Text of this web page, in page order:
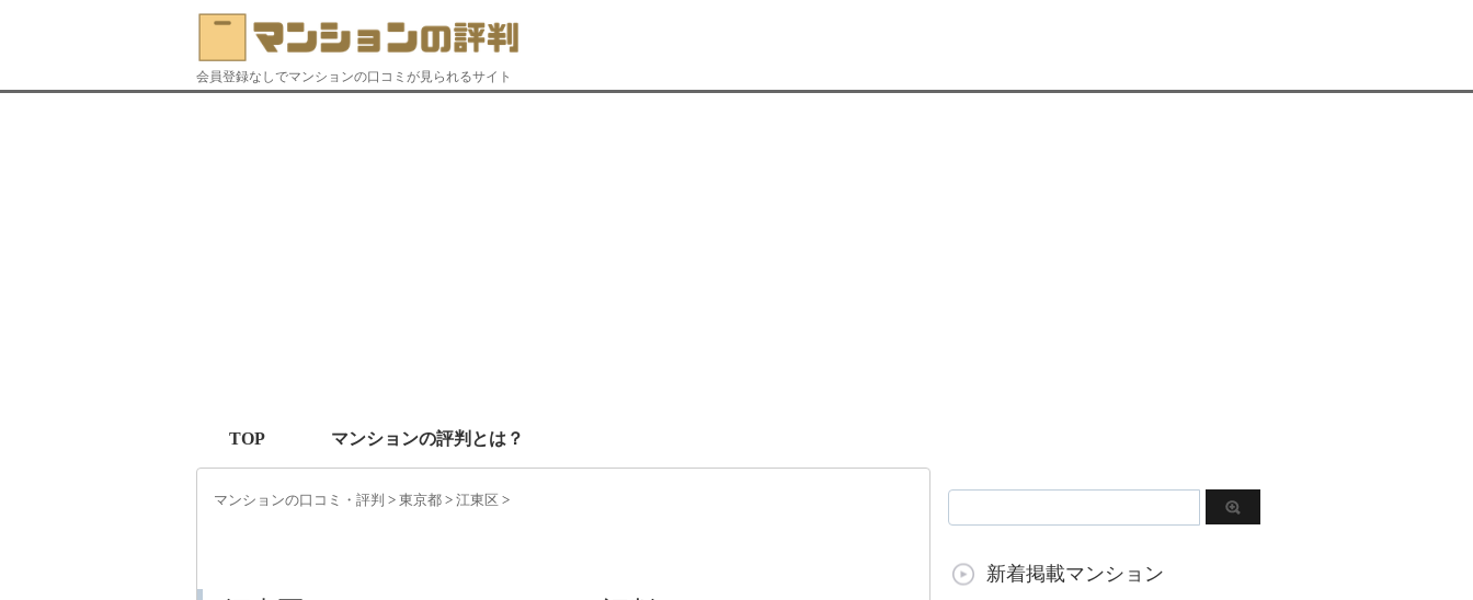
会員登録なしでマンションの口コミが見られるサイト
TOP マンションの評判とは？
マンションの口コミ・評判 > 東京都 > 江東区 >
新着掲載マンション